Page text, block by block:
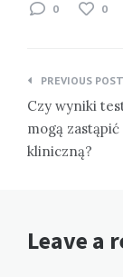
0 0
Nawigacja
wpisu
PREVIOUS POST
Czy wyniki
mogą
kliniczną?
Leave a